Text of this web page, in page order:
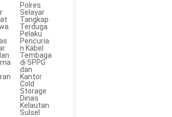
Polres
Selayar
Tangkap
Terduga
Pelaku
Pencuria
n Kabel
Tembaga
di SPPG
dan
Kantor
Cold
Storage
Dinas
Kelautan
Sulsel